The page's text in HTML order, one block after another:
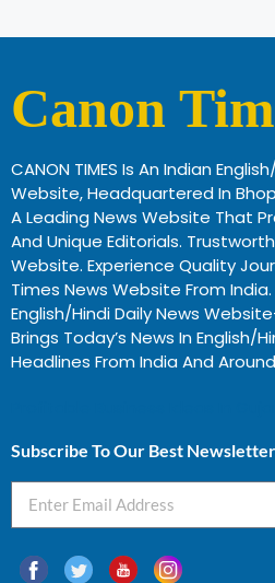
Canon
CANON TIMES Is An Indian
Website, Headquartered In
A Leading News Website That
And Unique Editorials.
Website. Experience Quality
Times News Website From
English/Hindi Daily News
Brings Today’s News In English/
Headlines From India And
Subscribe To Our Best